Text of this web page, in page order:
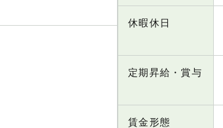
休暇休日
定期昇給・賞与
賃金形態